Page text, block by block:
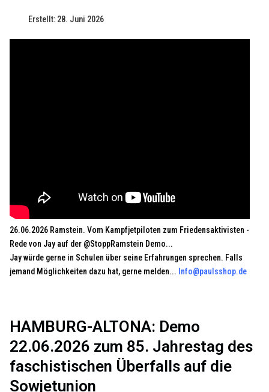
Erstellt: 28. Juni 2026
26.06.2026 Ramstein. Vom Kampfjetpiloten zum Friedensaktivisten -
Rede von Jay auf der @StoppRamstein Demo...
Jay würde gerne in Schulen über seine Erfahrungen sprechen. Falls
jemand Möglichkeiten dazu hat, gerne melden... Info@paulsshop.de
HAMBURG-ALTONA: Demo
22.06.2026 zum 85. Jahrestag des
faschistischen Überfalls auf die
Sowjetunion